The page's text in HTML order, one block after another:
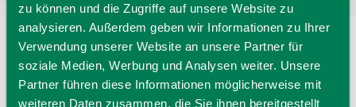
zu können und die Zugriffe auf unsere Website zu
analysieren. Außerdem geben wir Informationen zu Ihrer
Verwendung unserer Website an unsere Partner für
soziale Medien, Werbung und Analysen weiter. Unsere
Partner führen diese Informationen möglicherweise mit
weiteren Daten zusammen, die Sie ihnen bereitgestellt
Sprache wählen:DE EN IT
Barrierefrei reisen Filmregion
Prospekte